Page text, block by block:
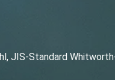
JIS-Standard